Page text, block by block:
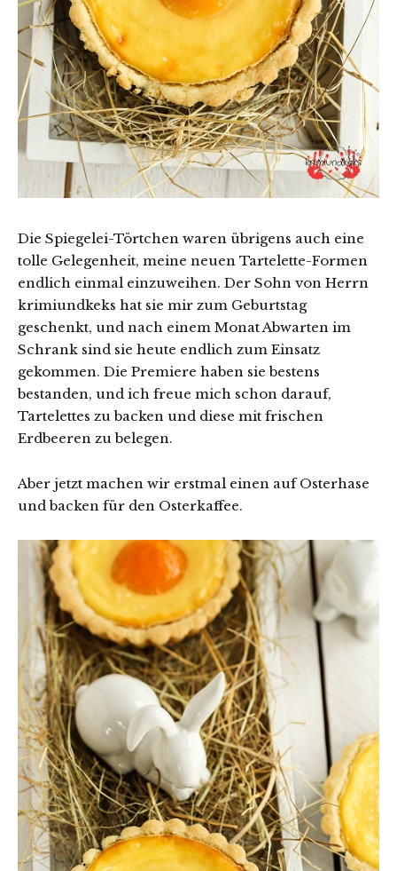
Die Spiegelei-Törtchen waren übrigens auch eine
tolle Gelegenheit, meine neuen Tartelette-Formen
endlich einmal einzuweihen. Der Sohn von Herrn
krimiundkeks hat sie mir zum Geburtstag
geschenkt, und nach einem Monat Abwarten im
Schrank sind sie heute endlich zum Einsatz
gekommen. Die Premiere haben sie bestens
bestanden, und ich freue mich schon darauf,
Tartelettes zu backen und diese mit frischen
Erdbeeren zu belegen.
Aber jetzt machen wir erstmal einen auf Osterhase
und backen für den Osterkaffee.